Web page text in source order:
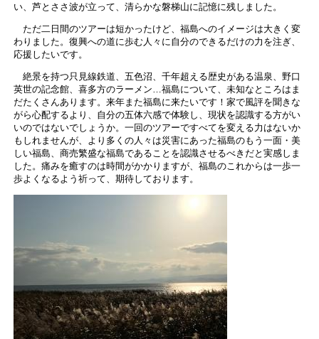
い、芦とささ波が立って、清らかな磐梯山に記憶に残しました。
ただ二日間のツアーは短かったけど、福島へのイメージは大きく変
わりました。復興への道に歩む人々に自分のできるだけの力を注ぎ、
応援したいです。
絶景を持つ只見線鉄道、五色沼、千年超える歴史がある温泉、野口
英世の記念館、喜多方のラーメン…福島について、未知なところはま
だたくさんあります。来年また福島に来たいです！家で風評を聞きな
がら心配するより、自分の五体六感で体験し、現状を認識する方がい
いのではないでしょうか。一回のツアーですべてを変える力はないか
もしれませんが、より多くの人々は災害にあった福島のもう一面・美
しい福島、商売繁盛な福島であることを認識させるべきだと実感しま
した。痛みを癒すのは時間がかかりますが、福島のこれからは一歩一
歩よくなるよう祈って、期待しております。